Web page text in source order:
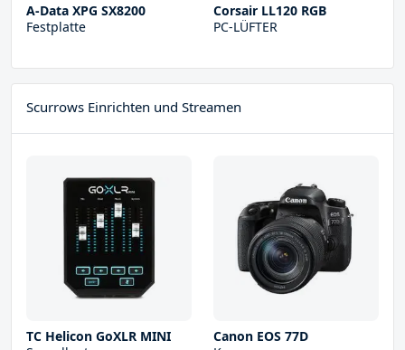
A-Data XPG SX8200
Festplatte
Corsair LL120 RGB
PC-LÜFTER
Scurrows Einrichten und Streamen
TC Helicon GoXLR MINI
Canon EOS 77D